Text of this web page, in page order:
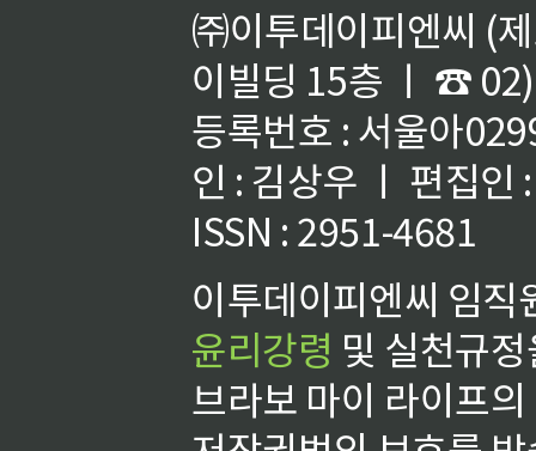
㈜이투데이피엔씨 (
이빌딩 15층 ㅣ ☎
등록번호 : 서울아
인 : 김상우 ㅣ 편집인
ISSN : 2951-4681
이투데이피엔씨 임
윤리강령 및 실천규
브라보 마이 라이프